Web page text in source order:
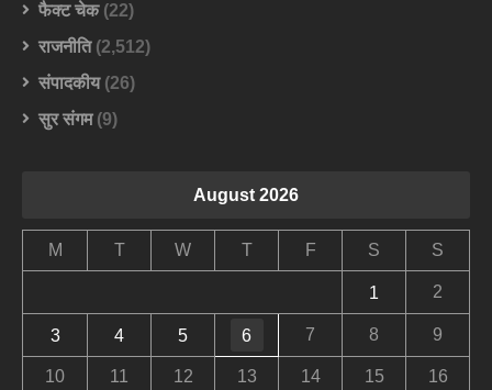
फैक्ट चेक(22)
राजनीति(2,512)
संपादकीय(26)
सुर संगम(9)
August 2026
M T W T F S S
1 2
3 4 5 6 7 8 9
10 11 12 13 14 15 16